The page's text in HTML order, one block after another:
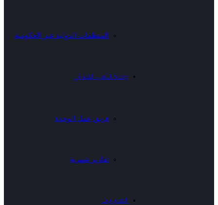
المنظمات الدولية غير الحكومية
وحدة الأمن الغذائي
فريق عمل الوحدة
تقارير شهرية
المديريات